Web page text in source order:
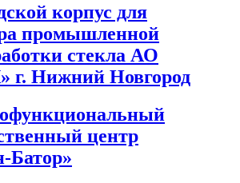
корпус для
промышленной
стекла АО
г. Нижний Новгород
центр
Батор»